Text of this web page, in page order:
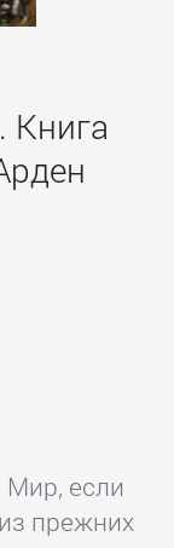
Книга
если
прежних